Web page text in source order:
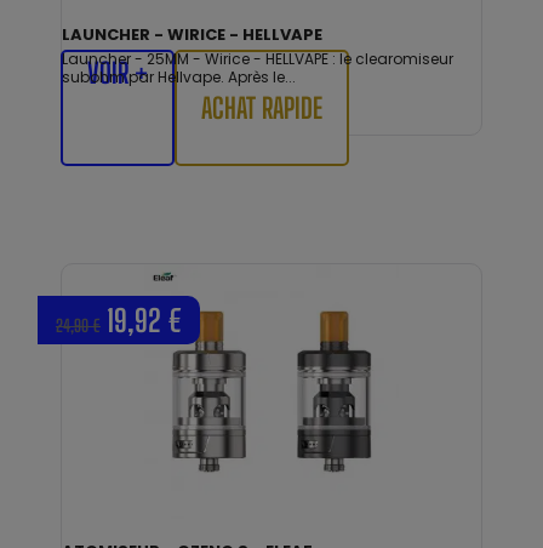
LAUNCHER - WIRICE - HELLVAPE
Launcher - 25MM - Wirice - HELLVAPE : le clearomiseur
subohm par Hellvape. Après le...
VOIR +
ACHAT RAPIDE
24,90 € 19,92 €